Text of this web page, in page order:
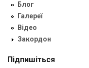
Блог
Галереї
Відео
Закордон
Підпишіться